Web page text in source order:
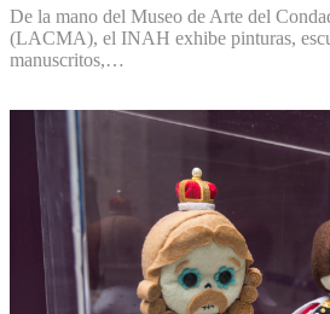
De la mano del Museo de Arte del
(LACMA), el INAH exhibe pinturas,
manuscritos,…